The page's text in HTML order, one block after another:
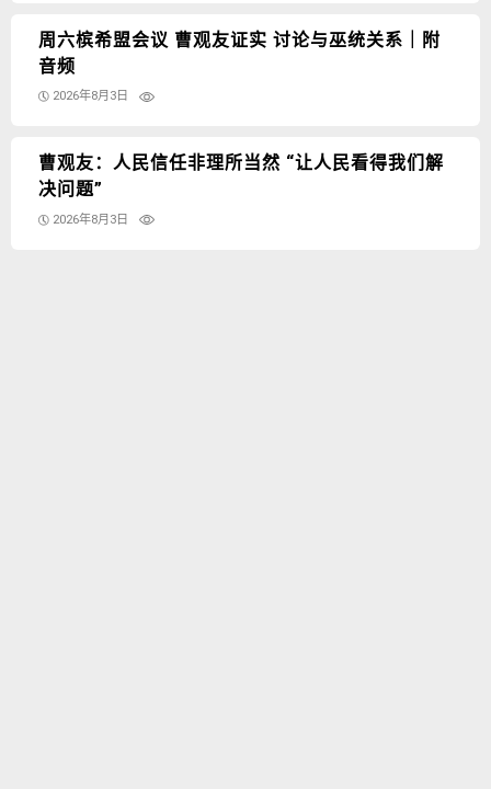
周六槟希盟会议 曹观友证实 讨论与巫统关系｜附
音频
2026年8月3日
曹观友：人民信任非理所当然 “让人民看得我们解
决问题”
2026年8月3日